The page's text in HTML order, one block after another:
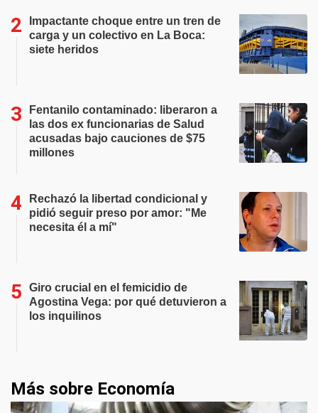
Impactante choque entre un tren de
carga y un colectivo en La Boca:
siete heridos
Fentanilo contaminado: liberaron a
las dos ex funcionarias de Salud
acusadas bajo cauciones de $75
millones
Rechazó la libertad condicional y
pidió seguir preso por amor: "Me
necesita él a mí"
Giro crucial en el femicidio de
Agostina Vega: por qué detuvieron a
los inquilinos
Más sobre Economía